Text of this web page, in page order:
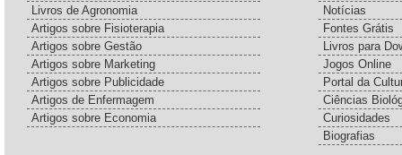
Livros de Agronomia
Artigos sobre Fisioterapia
Artigos sobre Gestão
Artigos sobre Marketing
Artigos sobre Publicidade
Artigos de Enfermagem
Artigos sobre Economia
Notícias
Fontes Grátis
Livros para
Jogos Online
Portal da
Ciências
Curiosidades
Biografias